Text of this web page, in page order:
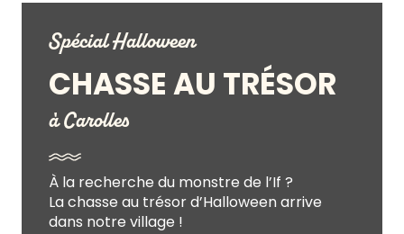
Spécial Halloween
CHASSE AU TRÉSOR
à Carolles
À la recherche du monstre de l’If ?
La chasse au trésor d’Halloween arrive
dans notre village !